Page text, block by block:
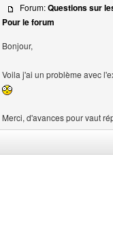
Forum:Questions sur
Pour le forum
Bonjour,
Voila j'ai un problème avec
Merci, d'avances pour vaut